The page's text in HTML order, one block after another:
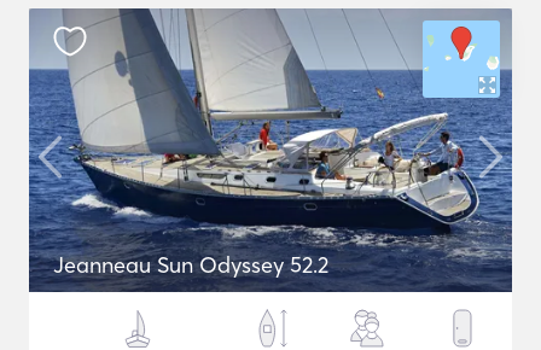
Jeanneau Sun Odyssey 52.2